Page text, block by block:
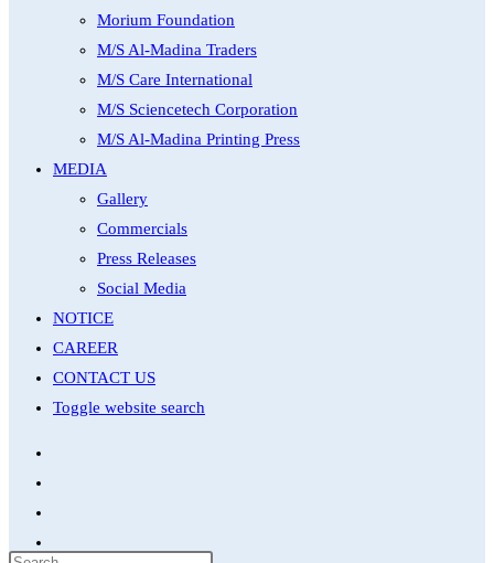
Morium Foundation
M/S Al-Madina Traders
M/S Care International
M/S Sciencetech Corporation
M/S Al-Madina Printing Press
MEDIA
Gallery
Commercials
Press Releases
Social Media
NOTICE
CAREER
CONTACT US
Toggle website search